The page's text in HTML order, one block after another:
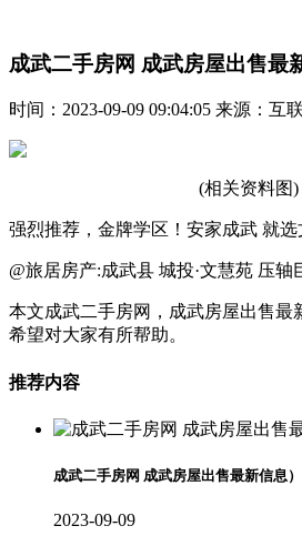
成武二手房网 成武房屋出售最
时间：2023-09-09 09:04:05 来源：互
(相关资料图)
强烈推荐，金牌学区！安家成武 就选
@旅居房产:成武县 城投·文慧苑 压轴
本文成武二手房网，成武房屋出售最
希望对大家有所帮助。
推荐内容
成武二手房网 成武房屋出售最新信息）
2023-09-09